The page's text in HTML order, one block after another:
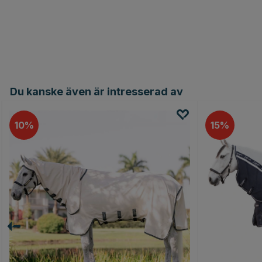
Du kanske även är intresserad av
10 15